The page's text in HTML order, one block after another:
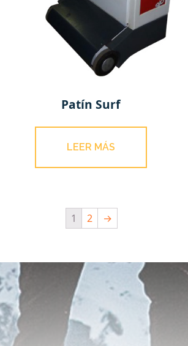
Patín Surf
LEER MÁS
1 2 →